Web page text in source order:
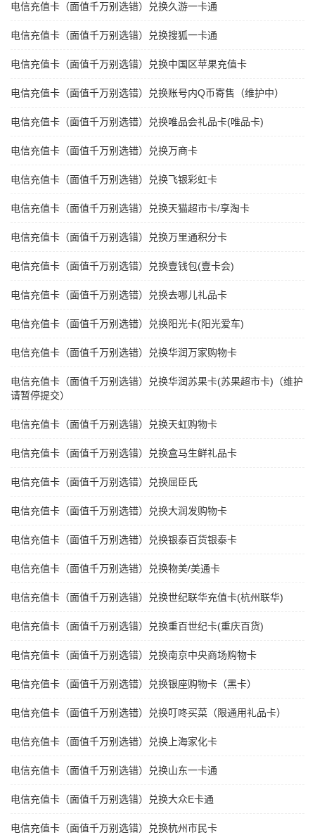
电信充值卡（面值千万别选错）兑换久游一卡通
电信充值卡（面值千万别选错）兑换搜狐一卡通
电信充值卡（面值千万别选错）兑换中国区苹果充值卡
电信充值卡（面值千万别选错）兑换账号内Q币寄售（维护中）
电信充值卡（面值千万别选错）兑换唯品会礼品卡(唯品卡)
电信充值卡（面值千万别选错）兑换万商卡
电信充值卡（面值千万别选错）兑换飞银彩虹卡
电信充值卡（面值千万别选错）兑换天猫超市卡/享淘卡
电信充值卡（面值千万别选错）兑换万里通积分卡
电信充值卡（面值千万别选错）兑换壹钱包(壹卡会)
电信充值卡（面值千万别选错）兑换去哪儿礼品卡
电信充值卡（面值千万别选错）兑换阳光卡(阳光爱车)
电信充值卡（面值千万别选错）兑换华润万家购物卡
电信充值卡（面值千万别选错）兑换华润苏果卡(苏果超市卡)（维护
请暂停提交）
电信充值卡（面值千万别选错）兑换天虹购物卡
电信充值卡（面值千万别选错）兑换盒马生鲜礼品卡
电信充值卡（面值千万别选错）兑换屈臣氏
电信充值卡（面值千万别选错）兑换大润发购物卡
电信充值卡（面值千万别选错）兑换银泰百货银泰卡
电信充值卡（面值千万别选错）兑换物美/美通卡
电信充值卡（面值千万别选错）兑换世纪联华充值卡(杭州联华)
电信充值卡（面值千万别选错）兑换重百世纪卡(重庆百货)
电信充值卡（面值千万别选错）兑换南京中央商场购物卡
电信充值卡（面值千万别选错）兑换银座购物卡（黑卡）
电信充值卡（面值千万别选错）兑换叮咚买菜（限通用礼品卡）
电信充值卡（面值千万别选错）兑换上海家化卡
电信充值卡（面值千万别选错）兑换山东一卡通
电信充值卡（面值千万别选错）兑换大众E卡通
电信充值卡（面值千万别选错）兑换杭州市民卡